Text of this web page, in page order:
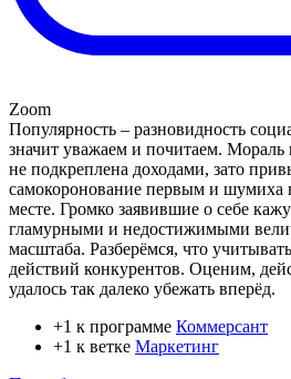
Zoom
Популярность – разновидность
значит уважаем и почитаем. Мораль
не подкреплена доходами, зато
самокоронование первым и шумиха
месте. Громко заявившие о себе
гламурными и недостижимыми
масштаба. Разберёмся, что
действий конкурентов. Оценим,
удалось так далеко убежать вперёд.
+1 к программе Коммерсант
+1 к ветке Маркетинг